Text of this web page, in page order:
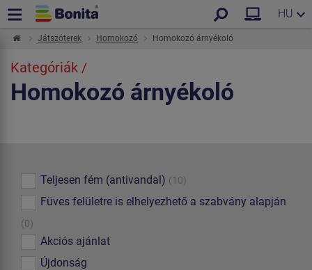
HU
Játszóterek Homokozó Homokozó árnyékoló
Kategóriák /
Homokozó árnyékoló
Teljesen fém (antivandal) (10)
Füves felületre is elhelyezhető a szabvány alapján
(0)
Akciós ajánlat
Újdonság